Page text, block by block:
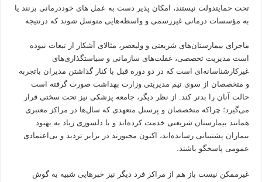
تحت حمایتدولت نیستند، امکان پذیر دست به عمل های خوددرمانی بزنند یا
به مؤسسات درمانی غیررسمی و واسطه‌هایی متوسل ‌شوند که درنتیجه
ماجرای بیمارستان‌های شریعتی و ولیعصر، مثالای آشکار از تبعات نبوده
است مدیریت تخصصی، غفلت‌های سازمانی و سیاستگذاری‌های
غیرکارشناسانه‌ای است که در دو دوره قبل با کنار گذاشتن مدیران باتجربه
و متخصصان از سوی تیم مدیریتی وزارت بهداشت صورت گرفته است
حالت آنان را بدتر کند. از نظر دیگر، جامعه پزشکی نیز تحت سختی قرار
می‌گیرد؛ چراکه متخصصان و پرسنل متعهدی که سال‌ها در مراکز معتبری
همانند بیمارستان شریعتی خدمت کرده‌اند و با دلسوزی زیاد به بهبود
بیماران پشتیبانی رسانده‌اند، اکنون مجبورند در برابر تردید و بی‌اعتمادی
عمومی پاسخگو باشند.
غیرممکن نیست باز هم از مراکز فرد دیگر نیز خبرهایی شبیه به گوش